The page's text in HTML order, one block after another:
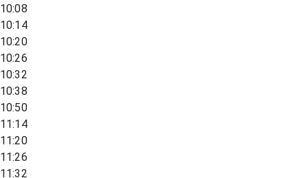
10:08
10:14
10:20
10:26
10:32
10:38
10:50
11:14
11:20
11:26
11:32